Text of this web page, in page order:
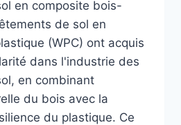
en composite bois-
de sol en
(WPC) ont acquis
dans l'industrie des
en combinant
du bois avec la
du plastique. Ce